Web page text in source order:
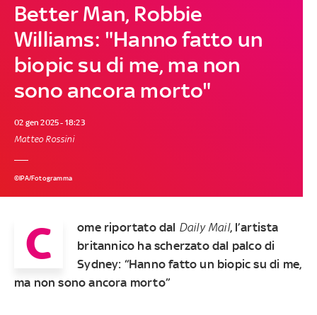
Better Man, Robbie
Williams: "Hanno fatto un
biopic su di me, ma non
sono ancora morto"
02 gen 2025 - 18:23
Matteo Rossini
©IPA/Fotogramma
C ome riportato dal Daily Mail, l’artista
britannico ha scherzato dal palco di
Sydney: “Hanno fatto un biopic su di me,
ma non sono ancora morto”